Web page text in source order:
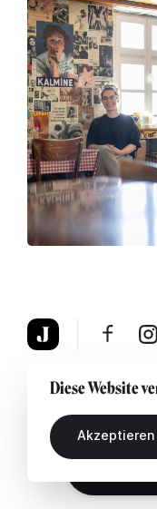
Über uns
Diese Website
Akzeptieren